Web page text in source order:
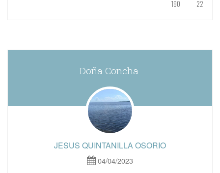
22
190
Doña Concha
JESUS QUINTANILLA OSORIO
04/04/2023